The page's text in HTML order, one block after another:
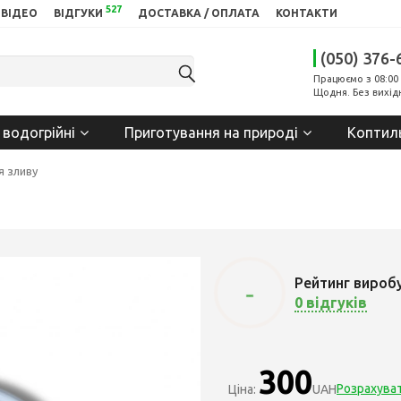
ВІДЕО ВІДГУКИ 527 ДОСТАВКА / ОПЛАТА КОНТАКТИ
(050) 376-
Працюємо з 08:00
Щодня. Без
Приготування на природі
зливу
-
Рейтинг
0 відгуків
Ціна: 300UAH